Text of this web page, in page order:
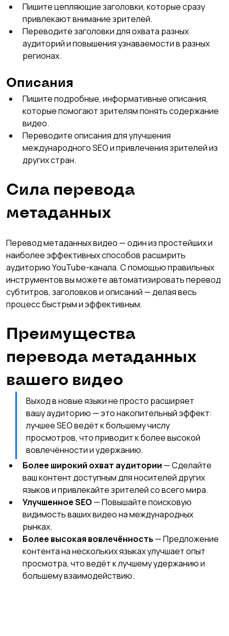
Пишите цепляющие заголовки, которые сразу
привлекают внимание зрителей.
Переводите заголовки для охвата разных
аудиторий и повышения узнаваемости в разных
регионах.
Описания
Пишите подробные, информативные описания,
которые помогают зрителям понять содержание
видео.
Переводите описания для улучшения
международного SEO и привлечения зрителей из
других стран.
Сила перевода
метаданных
Перевод метаданных видео — один из простейших и
наиболее эффективных способов расширить
аудиторию YouTube-канала. С помощью правильных
инструментов вы можете автоматизировать перевод
субтитров, заголовков и описаний — делая весь
процесс быстрым и эффективным.
Преимущества
перевода метаданных
вашего видео
Выход в новые языки не просто расширяет
вашу аудиторию — это накопительный эффект:
лучшее SEO ведёт к большему числу
просмотров, что приводит к более высокой
вовлечённости и удержанию.
Более широкий охват аудитории — Сделайте
ваш контент доступным для носителей других
языков и привлекайте зрителей со всего мира.
Улучшенное SEO — Повышайте поисковую
видимость ваших видео на международных
рынках.
Более высокая вовлечённость — Предложение
контента на нескольких языках улучшает опыт
просмотра, что ведёт к лучшему удержанию и
большему взаимодействию.